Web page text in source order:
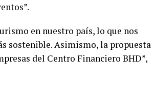
en nuestro país, lo que nos
sostenible. Asimismo, la propuesta
del Centro Financiero BHD”,